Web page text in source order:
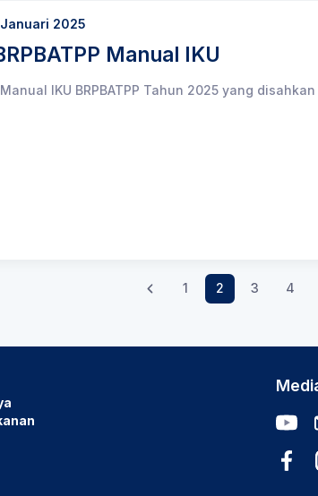
2025
Manual IKU
IKU BRPBATPP Tahun 2025 yang
1 2 3 4